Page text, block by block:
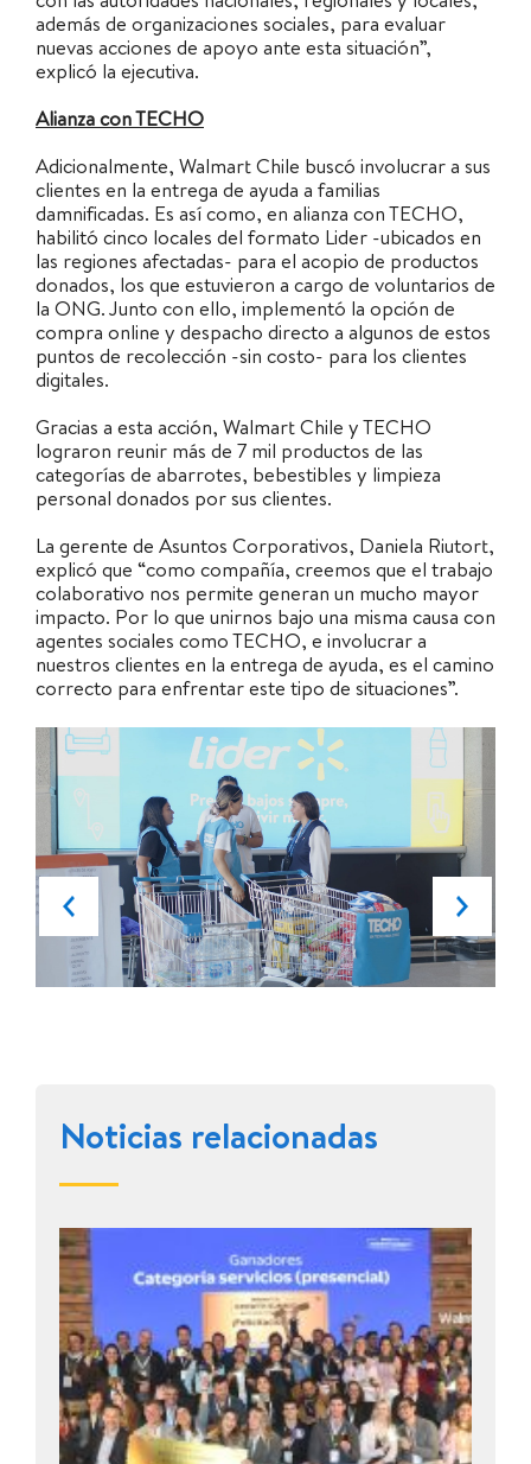
además de organizaciones sociales, para evaluar
nuevas acciones de apoyo ante esta situación”,
explicó la ejecutiva.
Alianza con TECHO
Adicionalmente, Walmart Chile buscó involucrar a sus
clientes en la entrega de ayuda a familias
damnificadas. Es así como, en alianza con TECHO,
habilitó cinco locales del formato Lider -ubicados en
las regiones afectadas- para el acopio de productos
donados, los que estuvieron a cargo de voluntarios de
la ONG. Junto con ello, implementó la opción de
compra online y despacho directo a algunos de estos
puntos de recolección -sin costo- para los clientes
digitales.
Gracias a esta acción, Walmart Chile y TECHO
lograron reunir más de 7 mil productos de las
categorías de abarrotes, bebestibles y limpieza
personal donados por sus clientes.
La gerente de Asuntos Corporativos, Daniela Riutort,
explicó que “como compañía, creemos que el trabajo
colaborativo nos permite generan un mucho mayor
impacto. Por lo que unirnos bajo una misma causa con
agentes sociales como TECHO, e involucrar a
nuestros clientes en la entrega de ayuda, es el camino
correcto para enfrentar este tipo de situaciones”.
Noticias relacionadas